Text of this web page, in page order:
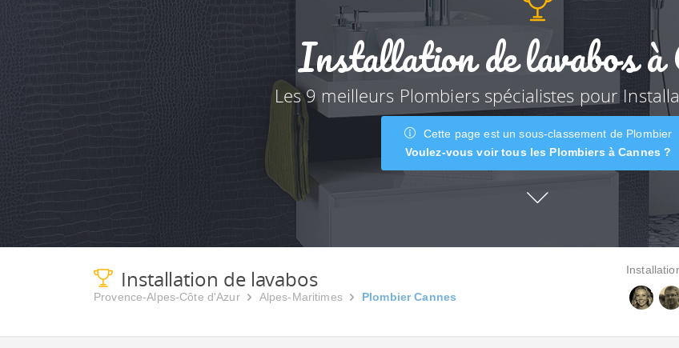
Installation de lavabos à
Les 9 meilleurs Plombiers spécialistes pour
Cette page est un sous-classement de Plombier
Voulez-vous voir tous les Plombiers à Cannes ?
Installation de lavabos
Provence-Alpes-Côte d'Azur Alpes-Maritimes Plombier Cannes